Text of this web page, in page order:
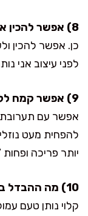
8) אפשר להכין את הבצק מראש?
לפני עיצוב אני נותנת לו 15 דקות
9) אפשר קמח ללא גלוטן?
להפחית מעט
יותר פריכה
10) מה ההבדל בין שומשום קלוי ללא קלוי?
קלוי נותן טעם